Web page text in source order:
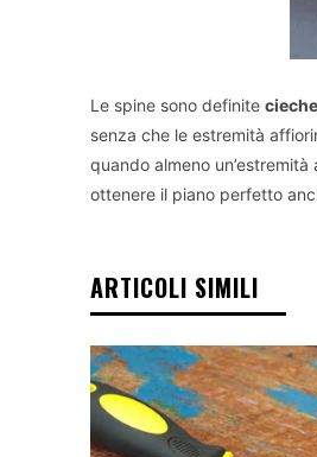
Le spine sono definite cieche
senza che le estremità
quando almeno
ottenere il piano perfetto
ARTICOLI SIMILI